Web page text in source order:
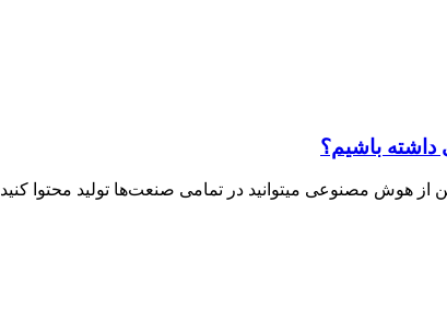
داشته باشیم؟
از هوش مصنوعی میتوانید در تمامی صنعت‌ها تولید محتوا کنید